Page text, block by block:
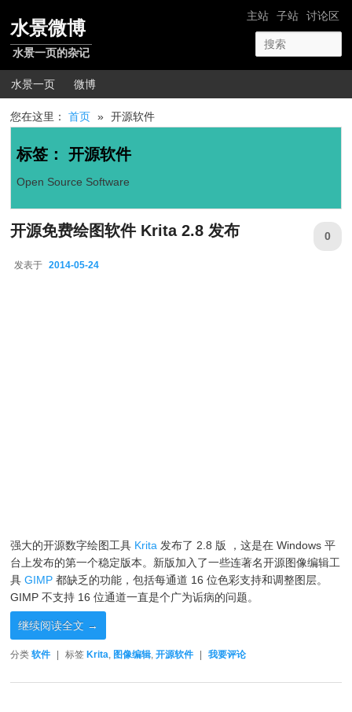
网站导航
主站 子站 讨论区
水景微博
水景一页的杂记
主菜单
水景一页 微博
您在这里：首页 » 开源软件
标签：开源软件
Open Source Software
开源免费绘图软件 Krita 2.8 发布
发表于 2014-05-24
0
强大的开源数字绘图工具 Krita 发布了 2.8 版 ，这是在 Windows 平
台上发布的第一个稳定版本。新版加入了一些连著名开源图像编辑工
具GIMP 都缺乏的功能，包括每通道 16 位色彩支持和调整图层。
GIMP 不支持 16 位通道一直是个广为诟病的问题。
继续阅读全文 →
分类 软件 标签 Krita, 图像编辑,开源软件 我要评论